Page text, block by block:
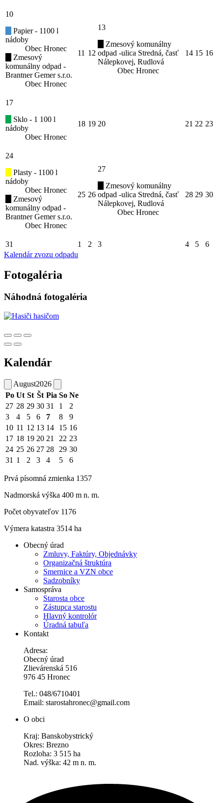
10
Papier - 1100 l
nádoby
Obec Hronec
Zmesový
komunálny odpad -
Brantner Gemer s.r.o.
Obec Hronec
11 12
13
Zmesový komunálny
odpad -ulica Stredná, časť
Nálepkovej, Rudlová
Obec Hronec
14 15 16
17
Sklo - 1 100 l
nádoby
Obec Hronec
18 19 20 21 22 23
24
Plasty - 1100 l
nádoby
Obec Hronec
Zmesový
komunálny odpad -
Brantner Gemer s.r.o.
Obec Hronec
25 26
27
Zmesový komunálny
odpad -ulica Stredná, časť
Nálepkovej, Rudlová
Obec Hronec
28 29 30
31 1 2 3 4 5
6
Kalendár zvozu odpadu
Fotogaléria
Náhodná fotogaléria
Kalendár
August2026
Po Ut St Št Pia So Ne
27 28 29 30 31 1
2
3
4 5 6 7 8
9
10 11 12 13 14 15 16
17 18 19 20 21 22 23
24 25 26 27 28 29 30
31 1 2 3 4 5 6
Prvá písomná zmienka 1357
Nadmorská výška 400 m n. m.
Počet obyvateľov 1176
Výmera katastra 3514 ha
Obecný úrad
Zmluvy, Faktúry, Objednávky
Organizačná štruktúra
Smernice a VZN obce
Sadzobníky
Samospráva
Starosta obce
Zástupca starostu
Hlavný kontrolór
Úradná tabuľa
Kontakt
Adresa:
Obecný úrad
Zlievárenská 516
976 45 Hronec
Tel.: 048/6710401
Email: starostahronec@gmail.com
O obci
Kraj: Banskobystrický
Okres: Brezno
Rozloha: 3 515 ha
Nad. výška: 42 m n. m.